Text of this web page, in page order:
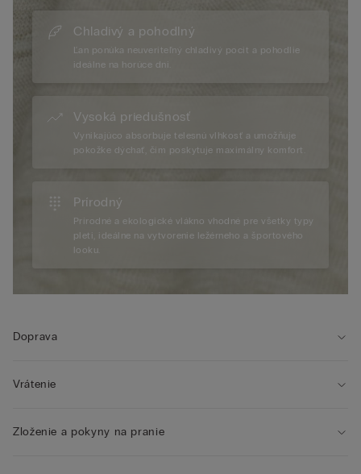
Chladivý a pohodlný
Ľan ponúka neuveriteľný chladivý pocit a pohodlie
ideálne na horúce dni.
Vysoká priedušnosť
Vynikajúco absorbuje telesnú vlhkosť a umožňuje
pokožke dýchať, čím poskytuje maximálny komfort.
Prírodný
Prírodné a ekologické vlákno vhodné pre všetky typy
pleti, ideálne na vytvorenie ležérneho a športového
looku.
Doprava
Vrátenie
Zloženie a pokyny na pranie